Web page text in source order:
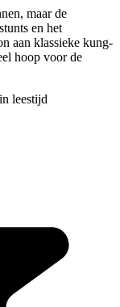
maar de
en het
aan klassieke kung-
hoop voor de
leestijd